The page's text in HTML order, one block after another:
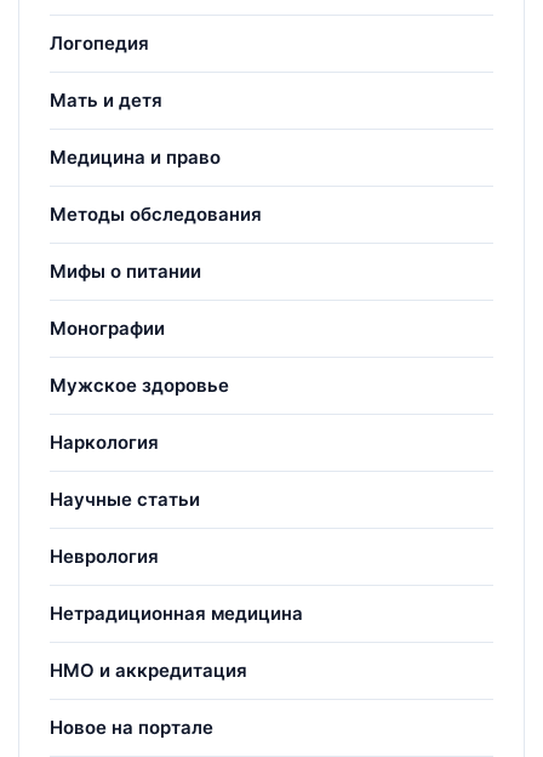
Логопедия
Мать и детя
Медицина и право
Методы обследования
Мифы о питании
Монографии
Мужское здоровье
Наркология
Научные статьи
Неврология
Нетрадиционная медицина
НМО и аккредитация
Новое на портале